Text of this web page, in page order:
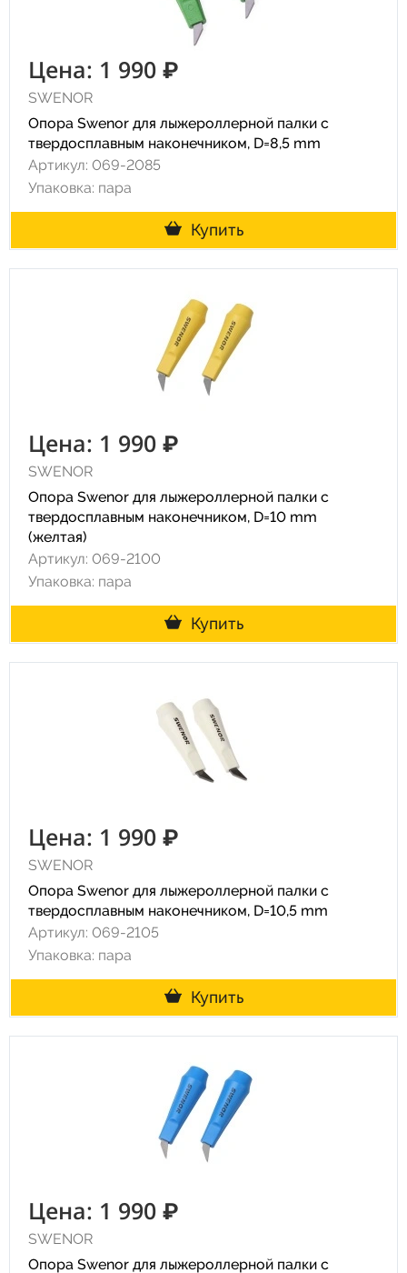
Цена: 1 990 ₽
SWENOR
Опора Swenor для лыжероллерной палки с
твердосплавным наконечником, D=8,5 mm
Артикул: 069-2085
Упаковка: пара
Купить
Цена: 1 990 ₽
SWENOR
Опора Swenor для лыжероллерной палки с
твердосплавным наконечником, D=10 mm
(желтая)
Артикул: 069-2100
Упаковка: пара
Купить
Цена: 1 990 ₽
SWENOR
Опора Swenor для лыжероллерной палки с
твердосплавным наконечником, D=10,5 mm
Артикул: 069-2105
Упаковка: пара
Купить
Цена: 1 990 ₽
SWENOR
Опора Swenor для лыжероллерной палки с